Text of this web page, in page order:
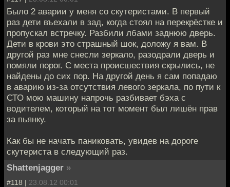
Было 2 аварии у меня со скутеристами. В первый
раз дети въехали в зад, когда стоял на перекрёстке и
пропускал встречку. Разбили лбами заднюю дверь.
Дети в крови это страшный шок, доложу я вам. В
другой раз мне снесли зеркало, разодрали дверь и
помяли порог. С места происшествия скрылись, не
найдены до сих пор. На другой день я сам попадаю
в аварию из-за отсутствия левого зеркала, по пути к
СТО мою машину напрочь разбивает бэха с
водителем, который на тот момент был лишён прав
за пьянку.
Как бы не начать паниковать, увидев на дороге
скутериста в следующий раз.
Shattenjagger »
#118 | 23.08.12 00:01